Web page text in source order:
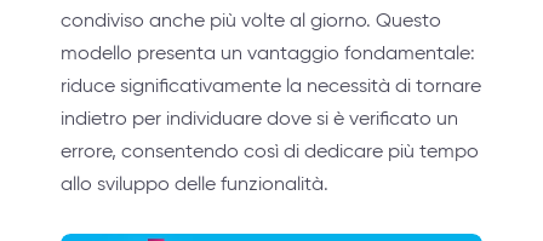
condiviso anche più volte al giorno. Questo
modello presenta un vantaggio fondamentale:
riduce significativamente la necessità di tornare
indietro per individuare dove si è verificato un
errore, consentendo così di dedicare più tempo
allo sviluppo delle funzionalità.